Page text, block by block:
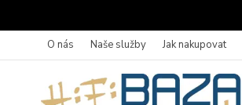
O nás Naše služby Jak nakupovat